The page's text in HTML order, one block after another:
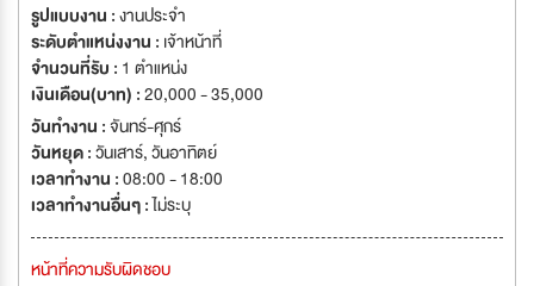
รูปแบบงาน :งานประจำ
ระดับตำแหน่งงาน : เจ้าหน้าที่
จำนวนที่รับ : 1 ตำแหน่ง
เงินเดือน(บาท) :20,000 - 35,000
วันทำงาน :จันทร์-ศุกร์
วันหยุด :วันเสาร์,วันอาทิตย์
เวลาทำงาน :08:00 - 18:00
เวลาทำงานอื่นๆ :ไม่ระบุ
หน้าที่ความรับผิดชอบ